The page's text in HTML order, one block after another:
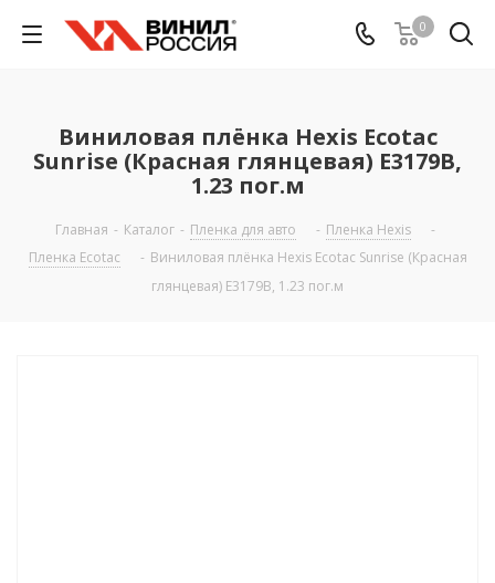
0
Виниловая плёнка Hexis Ecotac
Sunrise (Красная глянцевая) E3179B,
1.23 пог.м
Главная - Каталог - Пленка для авто - Пленка Hexis
-
Пленка Ecotac
- Виниловая плёнка Hexis Ecotac Sunrise (Красная
глянцевая) E3179B, 1.23 пог.м